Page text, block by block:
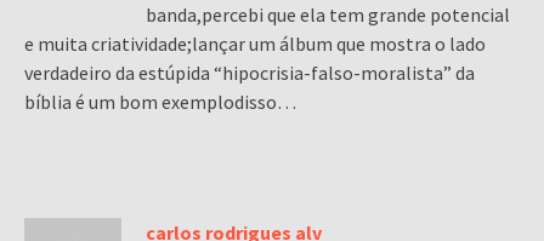
banda,percebi que ela tem grande potencial
e muita criatividade;lançar um álbum que mostra o lado
verdadeiro da estúpida “hipocrisia-falso-moralista” da
bíblia é um bom exemplodisso…
carlos rodrigues alv